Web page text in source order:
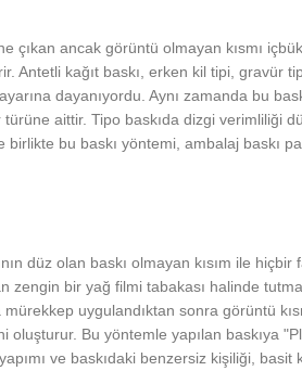
çıkan ancak görüntü olmayan kısmı
Antetli kağıt baskı, erken kil tipi, gravür
dayanıyordu. Aynı zamanda bu
türüne aittir. Tipo baskıda dizgi verimliliği
bu baskı yöntemi, ambalaj baskı
düz olan baskı olmayan kısım ile hiçbir
zengin bir yağ filmi tabakası halinde
uygulandıktan sonra görüntü
Bu yöntemle yapılan baskıya
ve baskıdaki benzersiz kişiliği, basit